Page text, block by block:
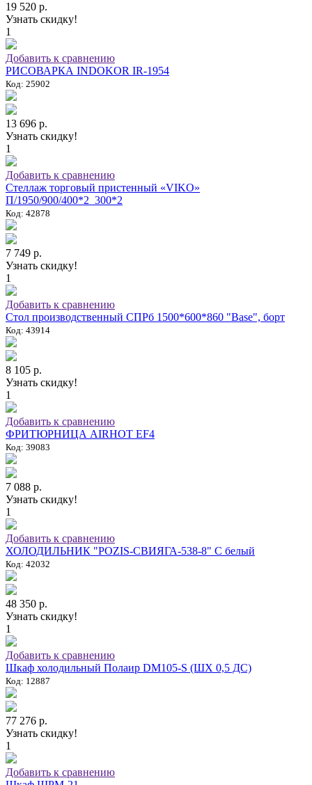
19 520 р.
Узнать скидку!
1
Добавить к сравнению
РИСОВАРКА INDOKOR IR-1954
Код: 25902
13 696 р.
Узнать скидку!
1
Добавить к сравнению
Стеллаж торговый пристенный «VIKO»
П/1950/900/400*2_300*2
Код: 42878
7 749 р.
Узнать скидку!
1
Добавить к сравнению
Стол производственный СПРб 1500*600*860 "Base", борт
Код: 43914
8 105 р.
Узнать скидку!
1
Добавить к сравнению
ФРИТЮРНИЦА AIRHOT EF4
Код: 39083
7 088 р.
Узнать скидку!
1
Добавить к сравнению
ХОЛОДИЛЬНИК "POZIS-СВИЯГА-538-8" C белый
Код: 42032
48 350 р.
Узнать скидку!
1
Добавить к сравнению
Шкаф холодильный Полаир DM105-S (ШХ 0,5 ДС)
Код: 12887
77 276 р.
Узнать скидку!
1
Добавить к сравнению